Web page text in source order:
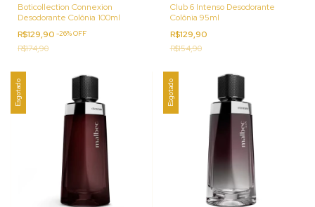
Boticollection Connexion
Desodorante Colônia 100ml
R$129,90 -26%OFF
R$174,90
Club 6 Intenso Desodorante
Colônia 95ml
R$129,90
R$154,90
Esgotado Esgotado